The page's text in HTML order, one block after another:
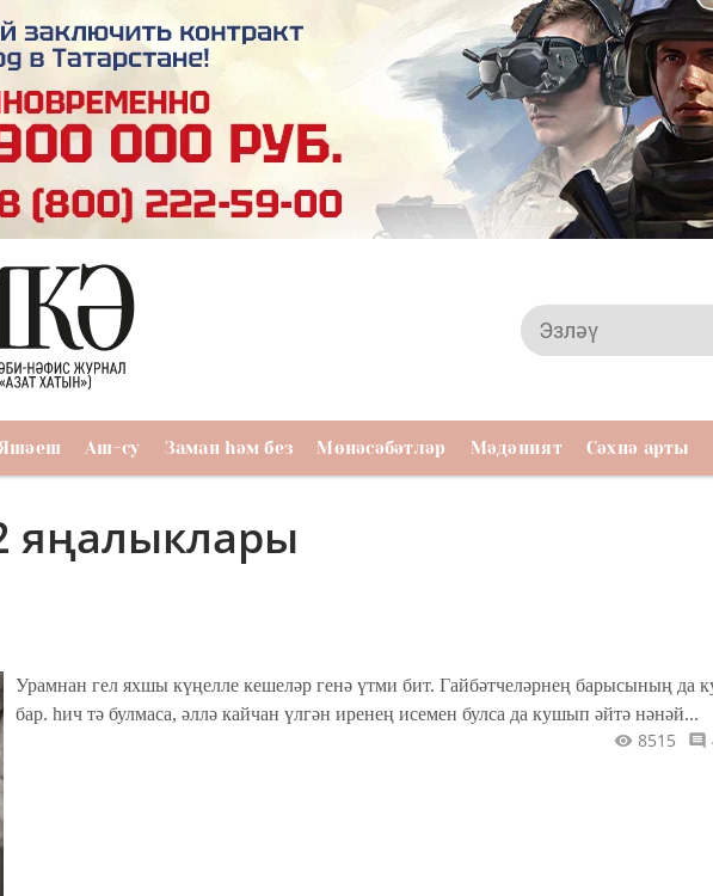
Яшәеш Аш-су Заман һәм без Мөнәсәбәтләр Мәдәният Сәхнә арты
яңалыклары
Урамнан гел яхшы күңелле кешеләр генә үтми бит. Гайбәтчеләрнең барысының да
бар. һич тә булмаса, әллә кайчан үлгән иренең исемен булса да кушып әйтә нәнәй...
8515